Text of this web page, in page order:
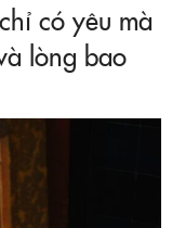
có yêu mà
lòng bao